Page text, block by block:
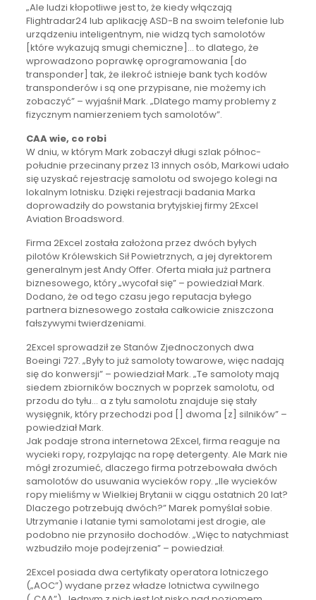
„Ale ludzi kłopotliwe jest to, że kiedy włączają
Flightradar24 lub aplikację ASD-B na swoim telefonie lub
urządzeniu inteligentnym, nie widzą tych samolotów
[które wykazują smugi chemiczne]… to dlatego, że
wprowadzono poprawkę oprogramowania [do
transponder] tak, że ilekroć istnieje bank tych kodów
transponderów i są one przypisane, nie możemy ich
zobaczyć” – wyjaśnił Mark. „Dlatego mamy problemy z
fizycznym namierzeniem tych samolotów”.
CAA wie, co robi
W dniu, w którym Mark zobaczył długi szlak północ-
południe przecinany przez 13 innych osób, Markowi udało
się uzyskać rejestrację samolotu od swojego kolegi na
lokalnym lotnisku. Dzięki rejestracji badania Marka
doprowadziły do powstania brytyjskiej firmy 2Excel
Aviation Broadsword.
Firma 2Excel została założona przez dwóch byłych
pilotów Królewskich Sił Powietrznych, a jej dyrektorem
generalnym jest Andy Offer. Oferta miała już partnera
biznesowego, który „wycofał się” – powiedział Mark.
Dodano, że od tego czasu jego reputacja byłego
partnera biznesowego została całkowicie zniszczona
fałszywymi twierdzeniami.
2Excel sprowadził ze Stanów Zjednoczonych dwa
Boeingi 727. „Były to już samoloty towarowe, więc nadają
się do konwersji” – powiedział Mark. „Te samoloty mają
siedem zbiorników bocznych w poprzek samolotu, od
przodu do tyłu… a z tyłu samolotu znajduje się stały
wysięgnik, który przechodzi pod [] dwoma [z] silników” –
powiedział Mark.
Jak podaje strona internetowa 2Excel, firma reaguje na
wycieki ropy, rozpylając na ropę detergenty. Ale Mark nie
mógł zrozumieć, dlaczego firma potrzebowała dwóch
samolotów do usuwania wycieków ropy. „Ile wycieków
ropy mieliśmy w Wielkiej Brytanii w ciągu ostatnich 20 lat?
Dlaczego potrzebują dwóch?” Marek pomyślał sobie.
Utrzymanie i latanie tymi samolotami jest drogie, ale
podobno nie przynosiło dochodów. „Więc to natychmiast
wzbudziło moje podejrzenia” – powiedział.
2Excel posiada dwa certyfikaty operatora lotniczego
(„AOC”) wydane przez władze lotnictwa cywilnego